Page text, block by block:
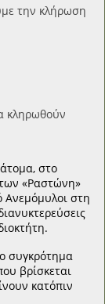
την κλήρωση
κληρωθούν
στο
«Ραστώνη»
Ανεμόμυλοι στη
συγκρότημα
βρίσκεται
κατόπιν